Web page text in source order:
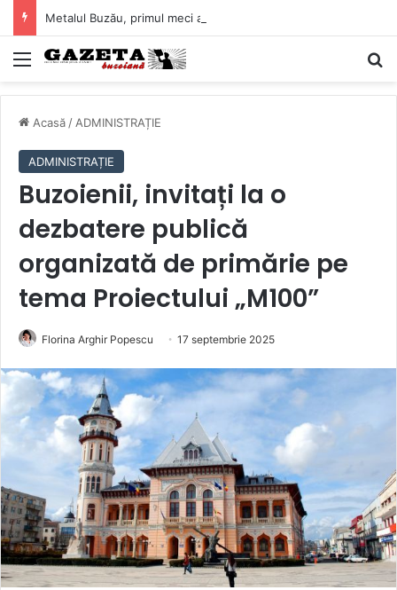
Mediu
Acasă / ADMINISTRAȚIE
ADMINISTRAȚIE
Buzoienii, invitați la o
dezbatere publică
organizată de primărie pe
tema Proiectului „M100”
Florina Arghir Popescu 17 septembrie 2025